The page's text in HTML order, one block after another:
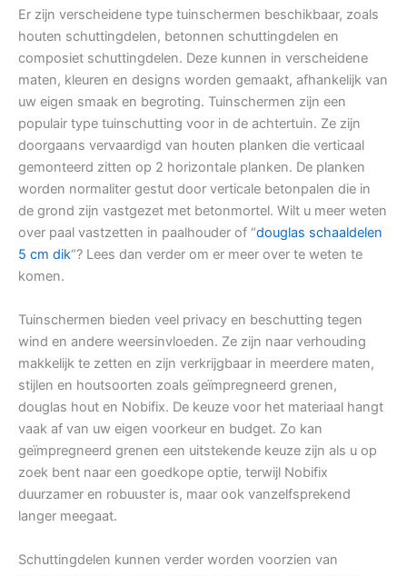
Er zijn verscheidene type tuinschermen beschikbaar, zoals
houten schuttingdelen, betonnen schuttingdelen en
composiet schuttingdelen. Deze kunnen in verscheidene
maten, kleuren en designs worden gemaakt, afhankelijk van
uw eigen smaak en begroting. Tuinschermen zijn een
populair type tuinschutting voor in de achtertuin. Ze zijn
doorgaans vervaardigd van houten planken die verticaal
gemonteerd zitten op 2 horizontale planken. De planken
worden normaliter gestut door verticale betonpalen die in
de grond zijn vastgezet met betonmortel. Wilt u meer weten
over paal vastzetten in paalhouder of “douglas schaaldelen
5 cm dik“? Lees dan verder om er meer over te weten te
komen.
Tuinschermen bieden veel privacy en beschutting tegen
wind en andere weersinvloeden. Ze zijn naar verhouding
makkelijk te zetten en zijn verkrijgbaar in meerdere maten,
stijlen en houtsoorten zoals geïmpregneerd grenen,
douglas hout en Nobifix. De keuze voor het materiaal hangt
vaak af van uw eigen voorkeur en budget. Zo kan
geïmpregneerd grenen een uitstekende keuze zijn als u op
zoek bent naar een goedkope optie, terwijl Nobifix
duurzamer en robuuster is, maar ook vanzelfsprekend
langer meegaat.
Schuttingdelen kunnen verder worden voorzien van